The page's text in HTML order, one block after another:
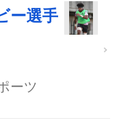
ー選手
ーツ